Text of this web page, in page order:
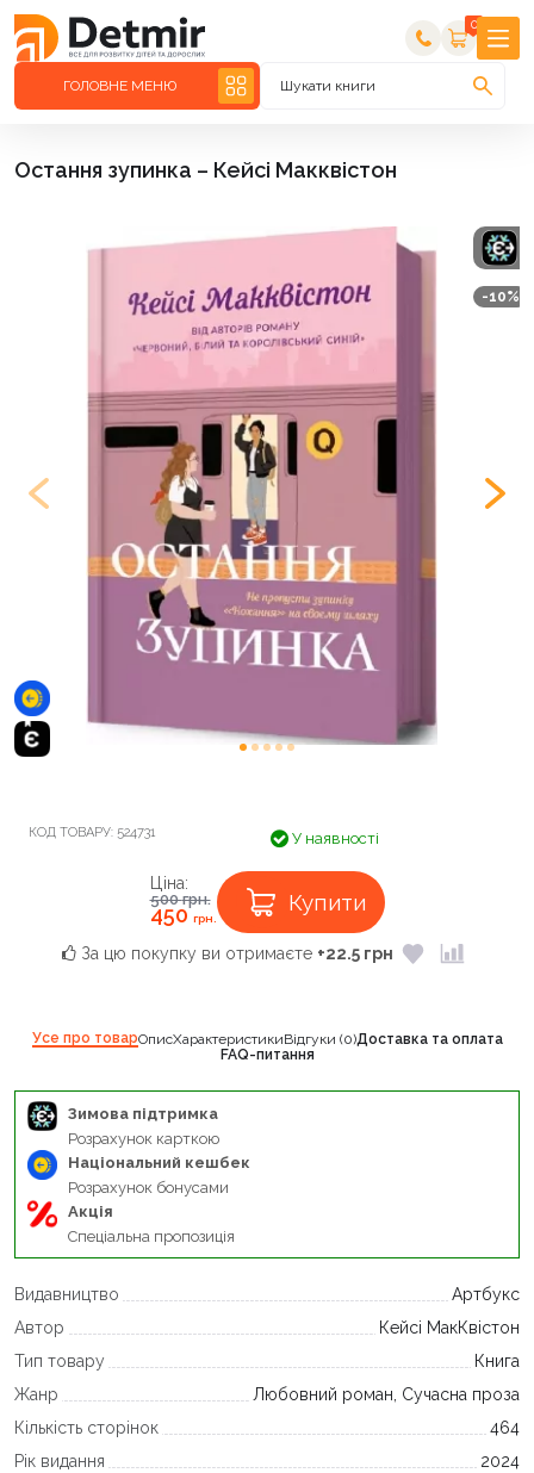
0
ГОЛОВНЕ МЕНЮ Шукати книги
Остання зупинка – Кейсі Макквістон
-10%
КОД ТОВАРУ: 524731 У наявності
Ціна:
500грн.
450грн.
Купити
За цю покупку ви отримаєте +22.5 грн
Усе про товарОписХарактеристикиВідгуки (0)Доставка та оплата
FAQ-питання
Зимова підтримка
Розрахунок карткою
Національний кешбек
Розрахунок бонусами
Акція
Спеціальна пропозиція
Видавництво
Артбукс
Автор
Кейсі МакКвістон
Тип товару
Книга
Жанр
Любовний роман, Сучасна проза
Кількість сторінок
464
Рік видання
2024